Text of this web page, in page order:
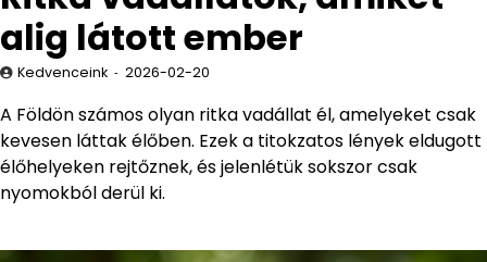
alig látott ember
Kedvenceink 2026-02-20
A Földön számos olyan ritka vadállat él, amelyeket csak
kevesen láttak élőben. Ezek a titokzatos lények eldugott
élőhelyeken rejtőznek, és jelenlétük sokszor csak
nyomokból derül ki.